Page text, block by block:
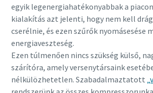
egyik legenergiahatékonyabbak a
kialakítás azt jelenti, hogy nem kell
cserélnie, és ezen szűrők nyomásesése
energiaveszteség.
Ezen túlmenően nincs szükség külső,
szárítóra, amely versenytársaink
nélkülözhetetlen. Szabadalmaztatott